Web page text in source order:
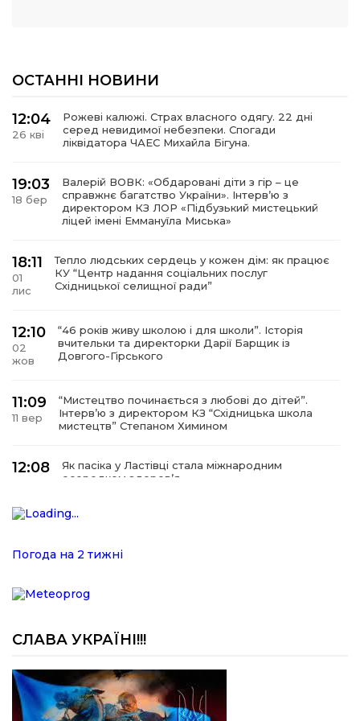
ОСТАННІ НОВИНИ
12:04
26 кві
Рожеві калюжі. Страх власного одягу. 22 дні
серед невидимої небезпеки. Спогади
ліквідатора ЧАЕС Михайла Бігуна.
19:03
18 бер
Валерій ВОВК: «Обдаровані діти з гір – це
справжнє багатство України». Інтервʼю з
директором КЗ ЛОР «Підбузький мистецький
ліцей імені Еммануїла Миська»
18:11
01
лис
Тепло людських сердець у кожен дім: як працює
КУ “Центр надання соціальних послуг
Східницької селищної ради”
12:10
02
жов
“46 років живу школою і для школи”. Історія
вчительки та директорки Дарії Барщик із
Довгого-Гірського
11:09
11 вер
“Мистецтво починається з любові до дітей”.
Інтерв’ю з директором КЗ “Східницька школа
мистецтв” Степаном Химином
12:08
Як пасіка у Ластівці стала міжнародним
осередком здоров’я
15 лип
“Респект — Гаївка”
17:07
Віра, що не згасає. Історія сили духу,
Баброцяк
20:06
24 чер
Нескорена сила зі Східниці. Анна Іроденко –
абсолютна чемпіонка Європи з армреслінгу
Погода на 2 тижні
СЛАВА УКРАЇНІ!!!